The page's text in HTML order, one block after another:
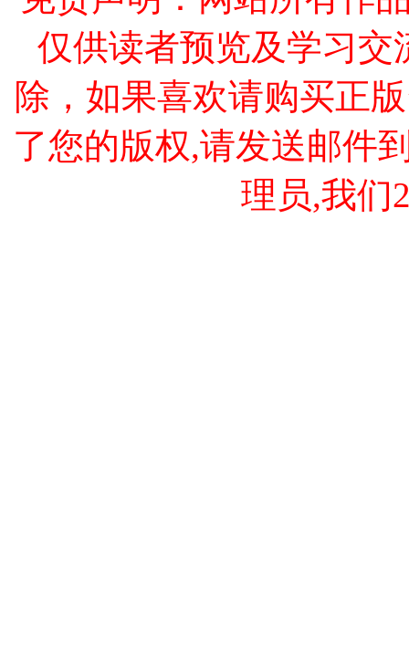
仅供读者预览及学习交
除，如果喜欢请购买正
了您的版权,请发送邮件
理员,我们